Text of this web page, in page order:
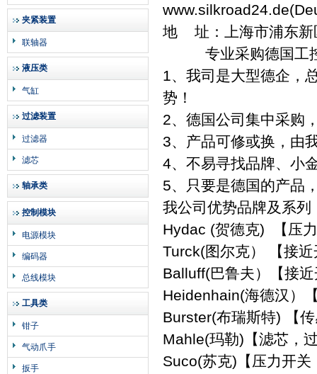
夹紧装置
联轴器
液压类
气缸
过滤装置
过滤器
滤芯
轴承类
控制模块
电源模块
编码器
总线模块
工具类
钳子
气动爪手
扳手
地 址：上海市浦东新
专业采购德国工控
1、我司是大型德企，
势！
2、德国公司集中采购
3、产品可修或换，由
4、不易寻找品牌、小
5、只要是德国的产品
我公司优势品牌及系列
Hydac (贺德克) 【压
Turck(图尔克） 【接
Balluff(巴鲁夫）【接
Heidenhain(海德汉）
Burster(布瑞斯特) 【
Mahle(玛勒)【滤芯，
Suco(苏克)【压力开